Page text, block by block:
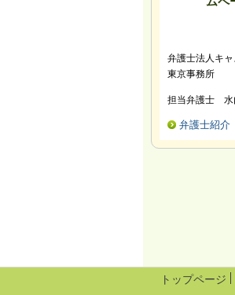
弁護士法人キ
東京事務所
担当弁護士
弁護士紹介
トップページ